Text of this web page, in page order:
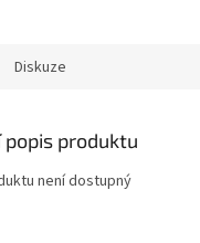
Diskuze
popis produktu
není dostupný